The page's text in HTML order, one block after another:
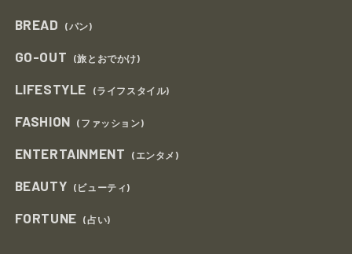
BREAD (パン)
GO-OUT (旅とおでかけ)
LIFESTYLE (ライフスタイル)
FASHION (ファッション)
ENTERTAINMENT (エンタメ)
BEAUTY (ビューティ)
FORTUNE (占い)